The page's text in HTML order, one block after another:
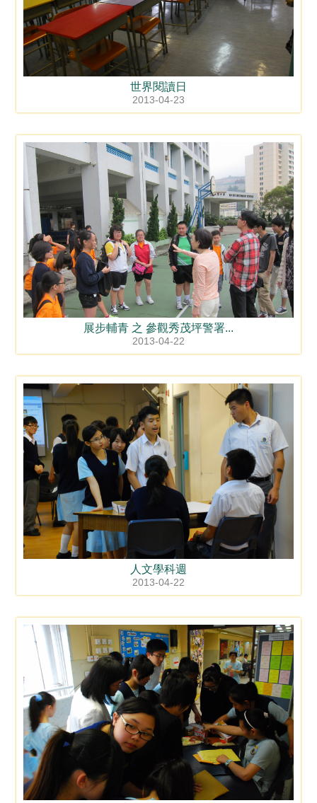
世界閱讀日
2013-04-23
展步輔青 之 參觀秀茂坪警署...
2013-04-22
人文學科週
2013-04-22